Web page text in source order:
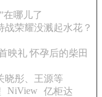
在哪儿了
战荣耀没溅起水花？
映礼 怀孕后的柴田
晓彤、王源等
NiView
亿柜达